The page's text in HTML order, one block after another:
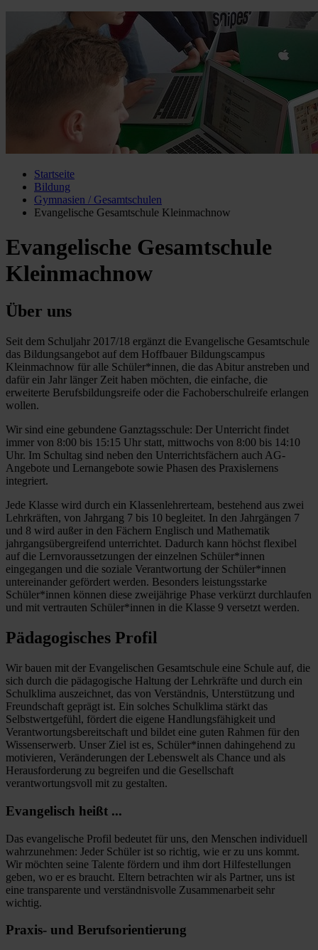
Startseite
Bildung
Gymnasien / Gesamtschulen
Evangelische Gesamtschule Kleinmachnow
Evangelische Gesamtschule
Kleinmachnow
Über uns
Seit dem Schuljahr 2017/18 ergänzt die Evangelische Gesamtschule
das Bildungsangebot auf dem Hoffbauer Bildungscampus
Kleinmachnow für alle Schüler*innen, die das Abitur anstreben und
dafür ein Jahr länger Zeit haben möchten, die einfache, die
erweiterte Berufsbildungsreife oder die Fachoberschulreife erlangen
wollen.
Wir sind eine gebundene Ganztagsschule: Der Unterricht findet
immer von 8:00 bis 15:15 Uhr statt, mittwochs von 8:00 bis 14:10
Uhr. Im Schultag sind neben den Unterrichtsfächern auch AG-
Angebote und Lernangebote sowie Phasen des Praxislernens
integriert.
Jede Klasse wird durch ein Klassenlehrerteam, bestehend aus zwei
Lehrkräften, von Jahrgang 7 bis 10 begleitet. In den Jahrgängen 7
und 8 wird außer in den Fächern Englisch und Mathematik
jahrgangsübergreifend unterrichtet. Dadurch kann höchst flexibel
auf die Lernvoraussetzungen der einzelnen Schüler*innen
eingegangen und die soziale Verantwortung der Schüler*innen
untereinander gefördert werden. Besonders leistungsstarke
Schüler*innen können diese zweijährige Phase verkürzt durchlaufen
und mit vertrauten Schüler*innen in die Klasse 9 versetzt werden.
Pädagogisches Profil
Wir bauen mit der Evangelischen Gesamtschule eine Schule auf, die
sich durch die pädagogische Haltung der Lehrkräfte und durch ein
Schulklima auszeichnet, das von Verständnis, Unterstützung und
Freundschaft geprägt ist. Ein solches Schulklima stärkt das
Selbstwertgefühl, fördert die eigene Handlungsfähigkeit und
Verantwortungsbereitschaft und bildet eine guten Rahmen für den
Wissenserwerb. Unser Ziel ist es, Schüler*innen dahingehend zu
motivieren, Veränderungen der Lebenswelt als Chance und als
Herausforderung zu begreifen und die Gesellschaft
verantwortungsvoll mit zu gestalten.
Evangelisch heißt ...
Das evangelische Profil bedeutet für uns, den Menschen individuell
wahrzunehmen: Jeder Schüler ist so richtig, wie er zu uns kommt.
Wir möchten seine Talente fördern und ihm dort Hilfestellungen
geben, wo er es braucht. Eltern betrachten wir als Partner, uns ist
eine transparente und verständnisvolle Zusammenarbeit sehr
wichtig.
Praxis- und Berufsorientierung